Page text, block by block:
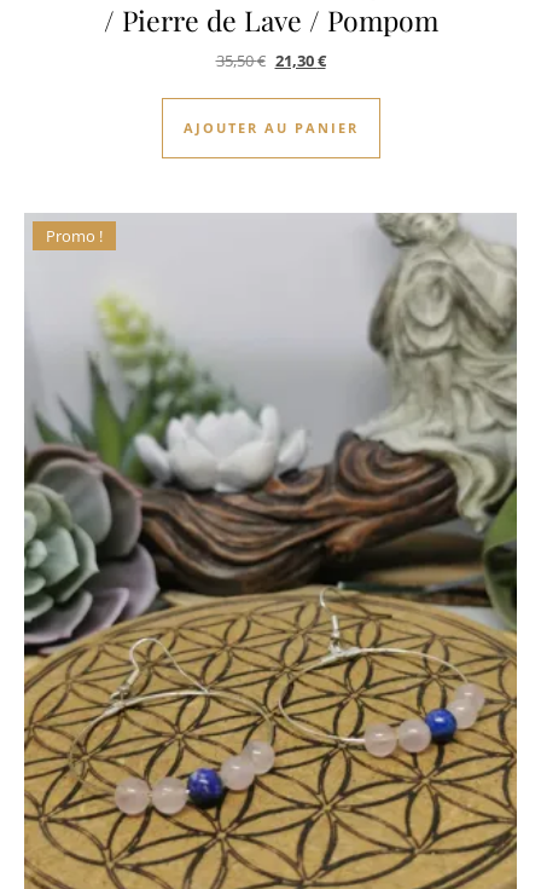
/ Pierre de Lave / Pompom
35,50€ Le prix initial était : 35,50 €.
21,30€Le prix actuel est : 21,30 €.
AJOUTER AU PANIER
Promo !